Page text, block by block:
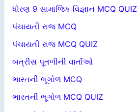
ધોરણ 9 સામાજિક વિજ્ઞાન MCQ QUIZ
પંચાયતી રાજ MCQ
પંચાયતી રાજ MCQ QUIZ
બત્રીસ પૂતળીની વાર્તાઓ
ભારતની ભૂગોળ MCQ
ભારતની ભૂગોળ MCQ QUIZ